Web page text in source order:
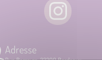
Adresse